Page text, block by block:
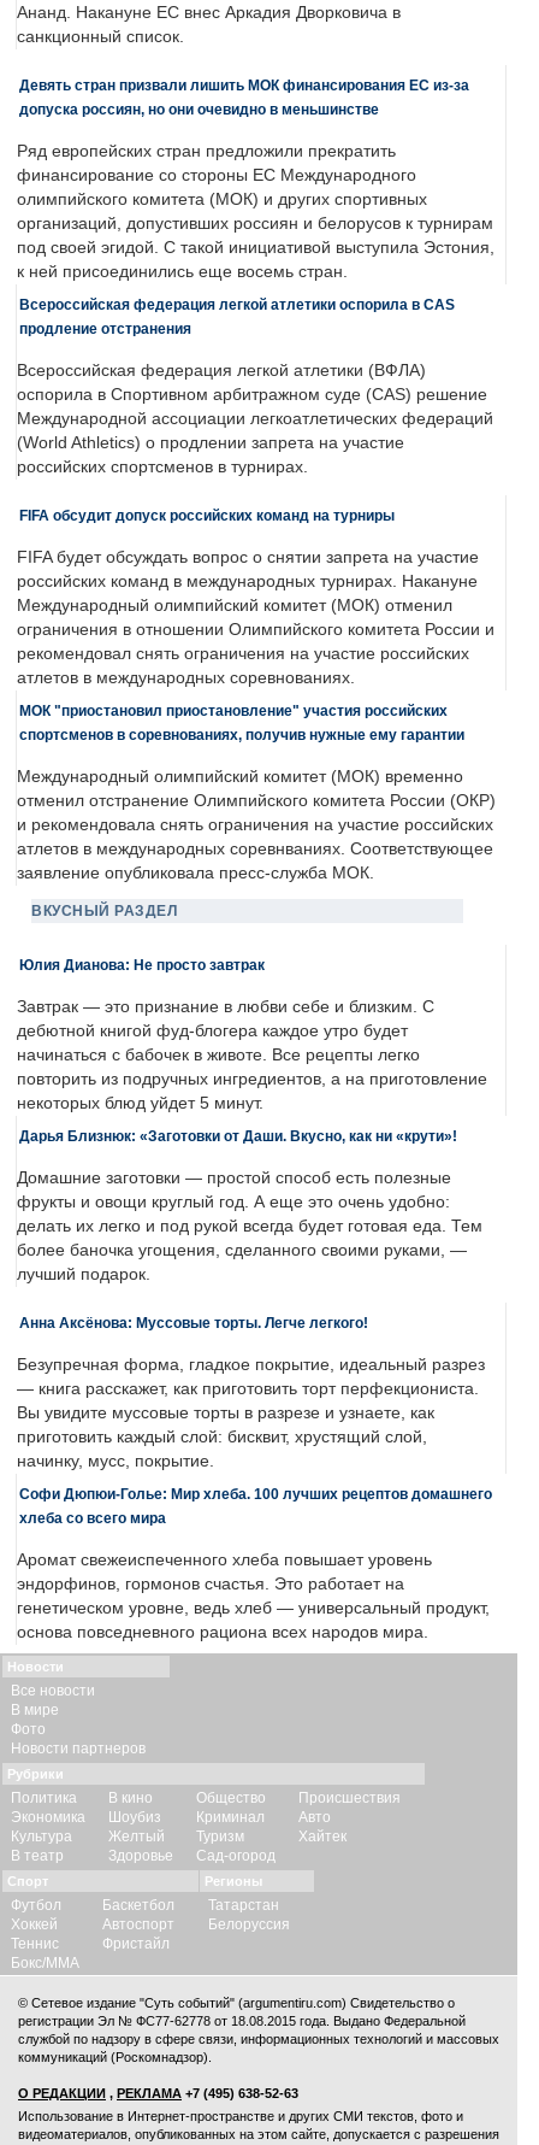
Ананд. Накануне ЕС внес Аркадия Дворковича в
санкционный список.
Девять стран призвали лишить МОК финансирования ЕС из-за
допуска россиян, но они очевидно в меньшинстве
Ряд европейских стран предложили прекратить
финансирование со стороны ЕС Международного
олимпийского комитета (МОК) и других спортивных
организаций, допустивших россиян и белорусов к турнирам
под своей эгидой. С такой инициативой выступила Эстония,
к ней присоединились еще восемь стран.
Всероссийская федерация легкой атлетики оспорила в CAS
продление отстранения
Всероссийская федерация легкой атлетики (ВФЛА)
оспорила в Спортивном арбитражном суде (CAS) решение
Международной ассоциации легкоатлетических федераций
(World Athletics) о продлении запрета на участие
российских спортсменов в турнирах.
FIFA обсудит допуск российских команд на турниры
FIFA будет обсуждать вопрос о снятии запрета на участие
российских команд в международных турнирах. Накануне
Международный олимпийский комитет (МОК) отменил
ограничения в отношении Олимпийского комитета России и
рекомендовал снять ограничения на участие российских
атлетов в международных соревнованиях.
МОК "приостановил приостановление" участия российских
спортсменов в соревнованиях, получив нужные ему гарантии
Международный олимпийский комитет (МОК) временно
отменил отстранение Олимпийского комитета России (ОКР)
и рекомендовала снять ограничения на участие российских
атлетов в международных соревнваниях. Соответствующее
заявление опубликовала пресс-служба МОК.
ВКУСНЫЙ РАЗДЕЛ
Юлия Дианова: Не просто завтрак
Завтрак — это признание в любви себе и близким. С
дебютной книгой фуд-блогера каждое утро будет
начинаться с бабочек в животе. Все рецепты легко
повторить из подручных ингредиентов, а на приготовление
некоторых блюд уйдет 5 минут.
Дарья Близнюк: «Заготовки от Даши. Вкусно, как ни «крути»!
Домашние заготовки — простой способ есть полезные
фрукты и овощи круглый год. А еще это очень удобно:
делать их легко и под рукой всегда будет готовая еда. Тем
более баночка угощения, сделанного своими руками, —
лучший подарок.
Анна Аксёнова: Муссовые торты. Легче легкого!
Безупречная форма, гладкое покрытие, идеальный разрез
— книга расскажет, как приготовить торт перфекциониста.
Вы увидите муссовые торты в разрезе и узнаете, как
приготовить каждый слой: бисквит, хрустящий слой,
начинку, мусс, покрытие.
Софи Дюпюи-Голье: Мир хлеба. 100 лучших рецептов домашнего
хлеба со всего мира
Аромат свежеиспеченного хлеба повышает уровень
эндорфинов, гормонов счастья. Это работает на
генетическом уровне, ведь хлеб — универсальный продукт,
основа повседневного рациона всех народов мира.
Новости
Все новости
В мире
Фото
Новости партнеров
Рубрики
Политика
Экономика
Культура
В театр
В кино
Шоубиз
Желтый
Здоровье
Общество
Криминал
Туризм
Сад-огород
Происшествия
Авто
Хайтек
Спорт
Футбол
Хоккей
Теннис
Бокс/ММА
Баскетбол
Автоспорт
Фристайл
Регионы
Татарстан
Белоруссия
© Сетевое издание "Суть событий" (argumentiru.com) Свидетельство о
регистрации Эл № ФС77-62778 от 18.08.2015 года. Выдано Федеральной
службой по надзору в сфере связи, информационных технологий и массовых
коммуникаций (Роскомнадзор).
О РЕДАКЦИИ , РЕКЛАМА +7 (495) 638-52-63
Использование в Интернет-пространстве и других СМИ текстов, фото и
видеоматериалов, опубликованных на этом сайте, допускается с разрешения